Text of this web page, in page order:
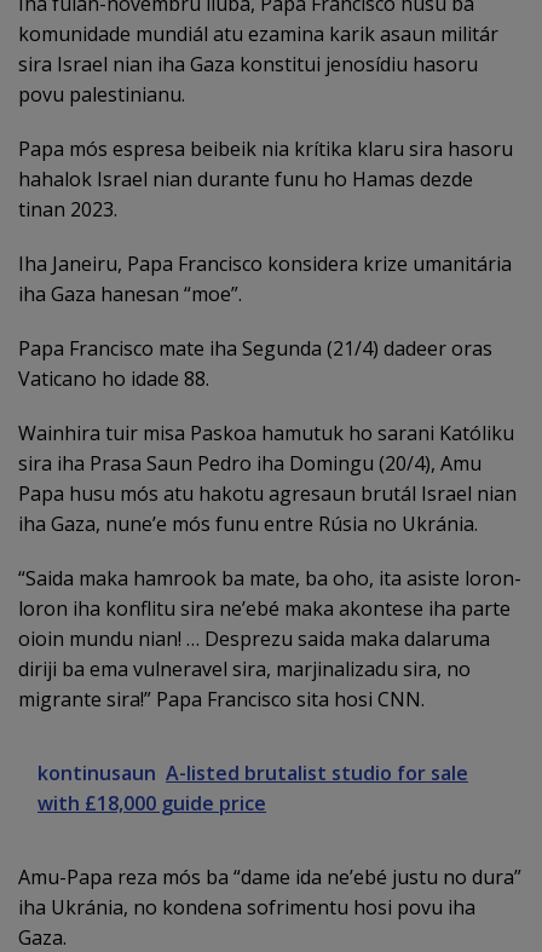
komunidade mundiál atu ezamina karik asaun militár
sira Israel nian iha Gaza konstitui jenosídiu hasoru
povu palestinianu.
Papa mós espresa beibeik nia krítika klaru sira hasoru
hahalok Israel nian durante funu ho Hamas dezde
tinan 2023.
Iha Janeiru, Papa Francisco konsidera krize umanitária
iha Gaza hanesan “moe”.
Papa Francisco mate iha Segunda (21/4) dadeer oras
Vaticano ho idade 88.
Wainhira tuir misa Paskoa hamutuk ho sarani Katóliku
sira iha Prasa Saun Pedro iha Domingu (20/4), Amu
Papa husu mós atu hakotu agresaun brutál Israel nian
iha Gaza, nune’e mós funu entre Rúsia no Ukránia.
“Saida maka hamrook ba mate, ba oho, ita asiste loron-
loron iha konflitu sira ne’ebé maka akontese iha parte
oioin mundu nian! … Desprezu saida maka dalaruma
diriji ba ema vulneravel sira, marjinalizadu sira, no
migrante sira!” Papa Francisco sita hosi CNN.
kontinusaun A-listed brutalist studio for sale
with £18,000 guide price
Amu-Papa reza mós ba “dame ida ne’ebé justu no dura”
iha Ukránia, no kondena sofrimentu hosi povu iha
Gaza.